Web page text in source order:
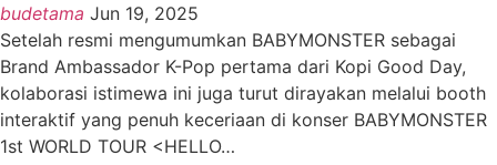
budetama Jun 19, 2025
Setelah resmi mengumumkan BABYMONSTER sebagai
Brand Ambassador K-Pop pertama dari Kopi Good Day,
kolaborasi istimewa ini juga turut dirayakan melalui booth
interaktif yang penuh keceriaan di konser BABYMONSTER
1st WORLD TOUR <HELLO…